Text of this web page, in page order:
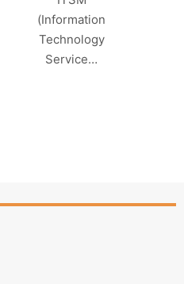
(Information
Technology
Service…